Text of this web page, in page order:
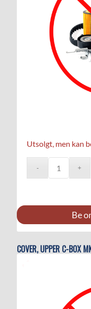
Utsolgt, men kan
Be
COVER, UPPER C-BOX